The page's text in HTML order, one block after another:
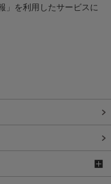
」を利用したサービスに